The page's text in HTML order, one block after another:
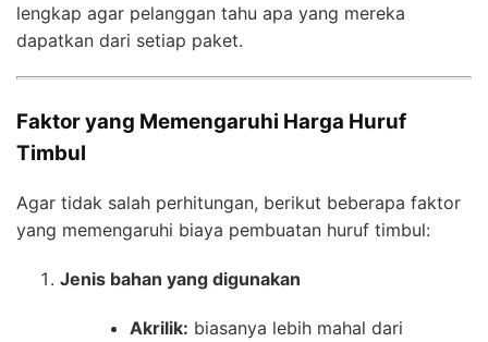
lengkap agar pelanggan tahu apa yang mereka
dapatkan dari setiap paket.
Faktor yang Memengaruhi Harga Huruf
Timbul
Agar tidak salah perhitungan, berikut beberapa faktor
yang memengaruhi biaya pembuatan huruf timbul:
Jenis bahan yang digunakan
Akrilik: biasanya lebih mahal dari